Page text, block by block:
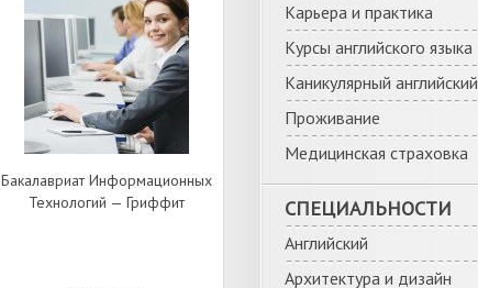
Бакалавриат Информационных
Технологий — Гриффит
Карьера и практика
Курсы английского языка
Каникулярный английский
Проживание
Медицинская страховка
СПЕЦИАЛЬНОСТИ
Английский
Архитектура и дизайн